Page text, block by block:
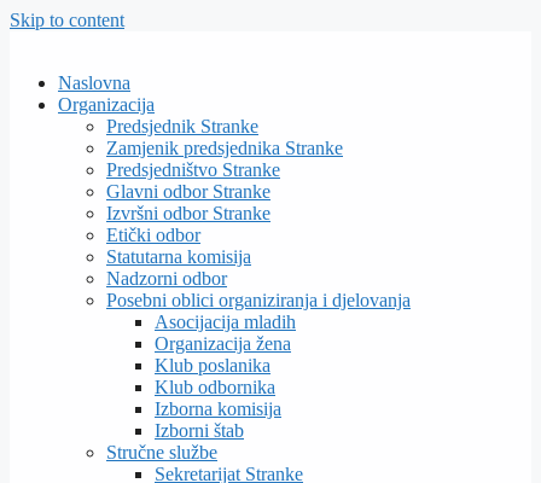
Skip to content
Naslovna
Organizacija
Predsjednik Stranke
Zamjenik predsjednika Stranke
Predsjedništvo Stranke
Glavni odbor Stranke
Izvršni odbor Stranke
Etički odbor
Statutarna komisija
Nadzorni odbor
Posebni oblici organiziranja i djelovanja
Asocijacija mladih
Organizacija žena
Klub poslanika
Klub odbornika
Izborna komisija
Izborni štab
Stručne službe
Sekretarijat Stranke